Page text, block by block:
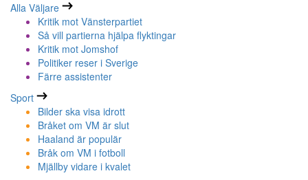
Alla Väljare
Kritik mot Vänsterpartiet
Så vill partierna hjälpa flyktingar
Kritik mot Jomshof
Politiker reser i Sverige
Färre assistenter
Sport
Bilder ska visa idrott
Bråket om VM är slut
Haaland är populär
Bråk om VM i fotboll
Mjällby vidare i kvalet